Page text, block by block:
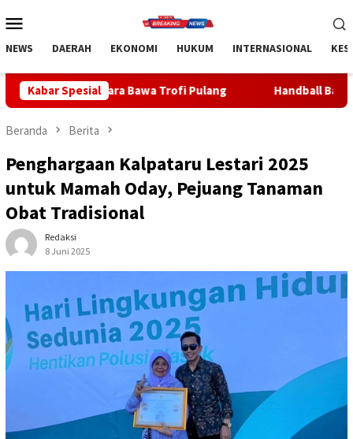
ke
Mobile
NEWS DAERAH EKONOMI HUKUM INTERNASIONAL
Kabar Spesial
Bawa Trofi Pulang Handball Bali Juara Kejurnas U-19
Beranda Berita
Penghargaan Kalpataru Lestari 2025
untuk Mamah Oday, Pejuang Tanaman
Obat Tradisional
Redaksi
8 Juni 2025